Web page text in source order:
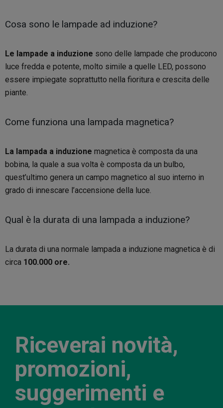
Cosa sono le lampade ad induzione?
Le lampade a induzione sono delle lampade che producono
luce fredda e potente, molto simile a quelle LED, possono
essere impiegate soprattutto nella fioritura e crescita delle
piante.
Come funziona una lampada magnetica?
La lampada a induzione magnetica è composta da una
bobina, la quale a sua volta è composta da un bulbo,
quest’ultimo genera un campo magnetico al suo interno in
grado di innescare l’accensione della luce.
Qual è la durata di una lampada a induzione?
La durata di una normale lampada a induzione magnetica è di
circa 100.000 ore.
Riceverai novità,
promozioni,
suggerimenti e